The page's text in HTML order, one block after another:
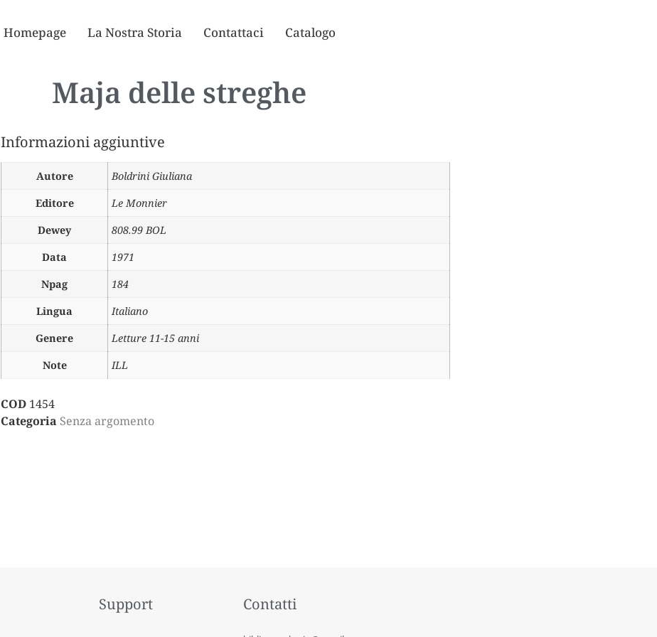
Homepage La Nostra Storia Contattaci Catalogo
Maja delle streghe
Informazioni aggiuntive
Autore
Boldrini Giuliana
Editore
Le Monnier
Dewey
808.99 BOL
Data
1971
Npag
184
Lingua
Italiano
Genere
Letture 11-15 anni
Note
ILL
COD 1454
Categoria Senza argomento
Support Contatti